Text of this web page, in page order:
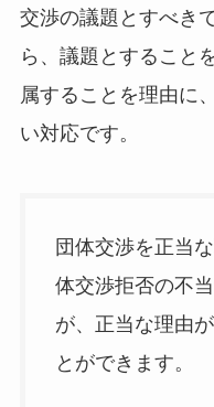
交渉の議題とすべき
ら、議題とすること
属することを理由に
い対応です。
団体交渉を正当
体交渉拒否の不
が、正当な理由
とができます。